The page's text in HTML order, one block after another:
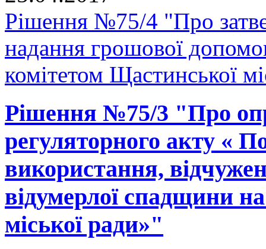
Рішення №75/4 "Про
надання грошової
комітетом Щастинської
Рішення №75/3 "Про
регуляторного акту «
використання,
відумерлої спадщини
міської ради»"